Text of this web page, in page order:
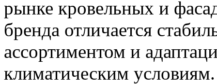
рынке кровельных и
бренда отличается
ассортиментом и
климатическим условиям.